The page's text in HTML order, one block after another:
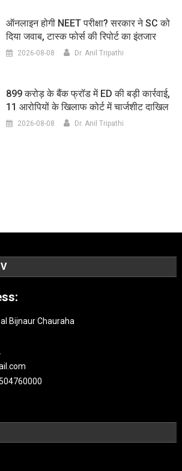
ऑनलाइन होगी NEET परीक्षा? सरकार ने SC को
दिया जवाब, टास्क फोर्स की रिपोर्ट का इंतजार
2026-08-08 Dr. Anil Tripathi
899 करोड़ के बैंक फ्रॉड में ED की बड़ी कार्रवाई,
11 आरोपियों के खिलाफ कोर्ट में चार्जशीट दाखिल
2026-08-08 Dr. Anil Tripathi
Bijnaur Chauraha